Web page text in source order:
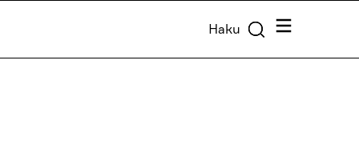
Haku Valikko